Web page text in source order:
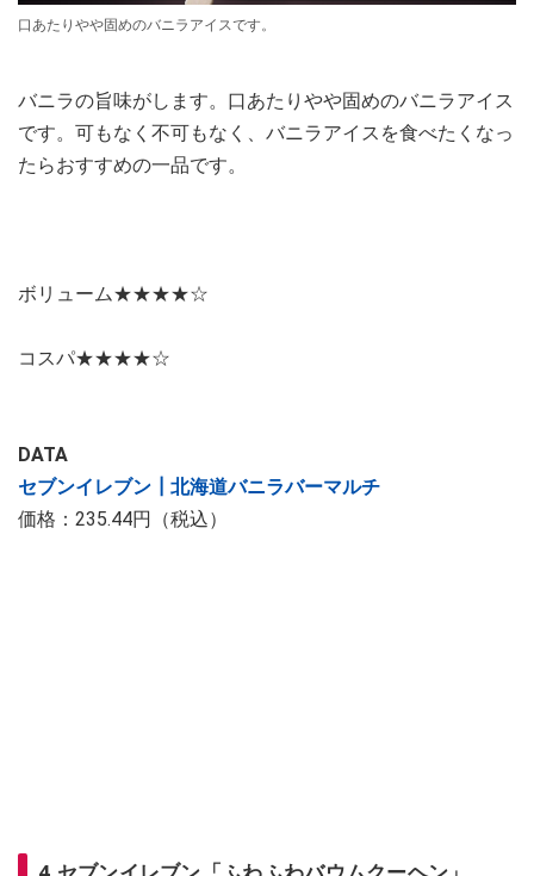
口あたりやや固めのバニラアイスです。
バニラの旨味がします。口あたりやや固めのバニラアイス
です。可もなく不可もなく、バニラアイスを食べたくなっ
たらおすすめの一品です。
ボリューム★★★★☆
コスパ★★★★☆
DATA
セブンイレブン┃北海道バニラバーマルチ
価格：235.44円（税込）